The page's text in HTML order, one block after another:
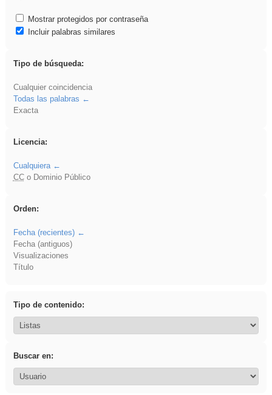
Mostrar protegidos por contraseña
Incluir palabras similares
Tipo de búsqueda:
Cualquier coincidencia
Todas las palabras
Exacta
Licencia:
Cualquiera
CCo Dominio Público
Orden:
Fecha (recientes)
Fecha (antiguos)
Visualizaciones
Título
Tipo de contenido:
Buscar en: